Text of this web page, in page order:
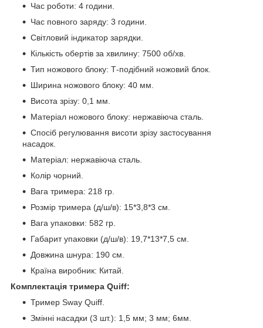
Час роботи: 4 години.
Час повного заряду: 3 години.
Світловий індикатор зарядки.
Кількість обертів за хвилину: 7500 об/хв.
Тип ножового блоку: Т-подібний ножовий блок.
Ширина ножового блоку: 40 мм.
Висота зрізу: 0,1 мм.
Матеріал ножового блоку: нержавіюча сталь.
Спосіб регулювання висоти зрізу застосування
насадок.
Матеріал: нержавіюча сталь.
Колір чорний.
Вага тримера: 218 гр.
Розмір тримера (д/ш/в): 15*3,8*3 см.
Вага упаковки: 582 гр.
Габарит упаковки (д/ш/в): 19,7*13*7,5 см.
Довжина шнура: 190 см.
Країна виробник: Китай.
Комплектація тримера Quiff:
Тример Sway Quiff.
Змінні насадки (3 шт.): 1,5 мм; 3 мм; 6мм.